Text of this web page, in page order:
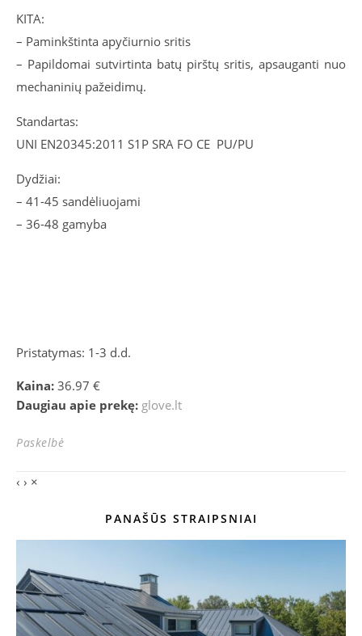
KITA:
– Paminkštinta apyčiurnio sritis
– Papildomai sutvirtinta batų pirštų sritis, apsauganti nuo
mechaninių pažeidimų.
Standartas:
UNI EN20345:2011 S1P SRA FO CE PU/PU
Dydžiai:
– 41-45 sandėliuojami
– 36-48 gamyba
Pristatymas: 1-3 d.d.
Kaina: 36.97 €
Daugiau apie prekę: glove.lt
Paskelbė
‹ › ×
PANAŠŪS STRAIPSNIAI